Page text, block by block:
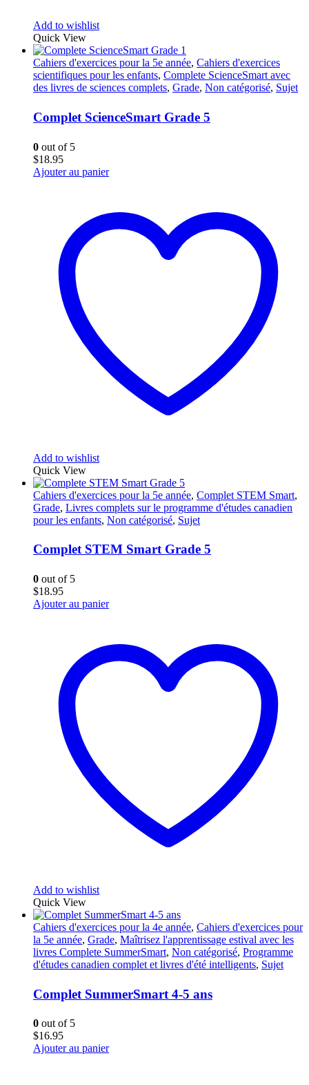
Add to wishlist
Quick View
Cahiers d'exercices pour la 5e année, Cahiers d'exercices
scientifiques pour les enfants, Complete ScienceSmart avec
des livres de sciences complets, Grade, Non catégorisé, Sujet
Complet ScienceSmart Grade 5
0 out of 5
$18.95
Ajouter au panier
Add to wishlist
Quick View
Cahiers d'exercices pour la 5e année, Complet STEM Smart,
Grade, Livres complets sur le programme d'études canadien
pour les enfants, Non catégorisé, Sujet
Complet STEM Smart Grade 5
0 out of 5
$18.95
Ajouter au panier
Add to wishlist
Quick View
Cahiers d'exercices pour la 4e année, Cahiers d'exercices pour
la 5e année, Grade, Maîtrisez l'apprentissage estival avec les
livres Complete SummerSmart, Non catégorisé, Programme
d'études canadien complet et livres d'été intelligents, Sujet
Complet SummerSmart 4-5 ans
0 out of 5
$16.95
Ajouter au panier